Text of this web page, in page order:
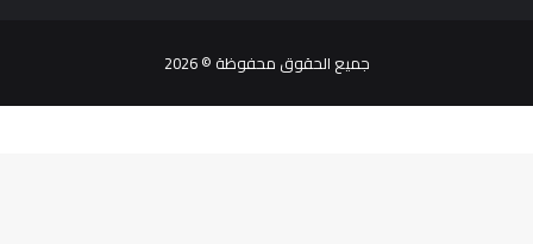
جميع الحقوق محفوظة © 2026